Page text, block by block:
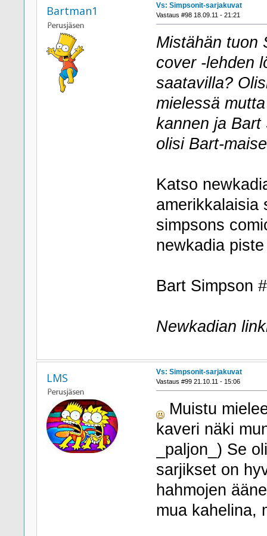
Bartman1 Vs: Simpsonit-sarjakuvat
Vastaus #98 18.09.11 - 21:21
Mistähän tuon
cover -lehden
saatavilla?
mielessä
kannen ja Bart
olisi Bart-
Katso
amerikkalaisia
simpsons
newkadia
Bart Simpson
Newkadian
LMS Vs: Simpsonit-sarjakuvat
Vastaus #99 21.10.11 - 15:06
Muistu
kaveri näki
_paljon_) Se
sarjikset on
hahmojen
mua kahelina,